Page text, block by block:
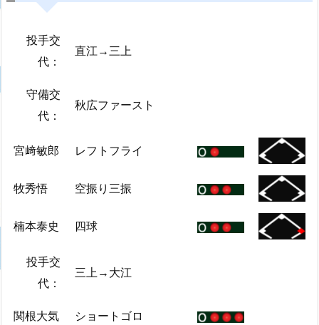
投手交
代：
直江→三上
守備交
代：
秋広ファースト
宮﨑敏郎 レフトフライ
牧秀悟 空振り三振
楠本泰史 四球
投手交
代：
三上→大江
関根大気 ショートゴロ